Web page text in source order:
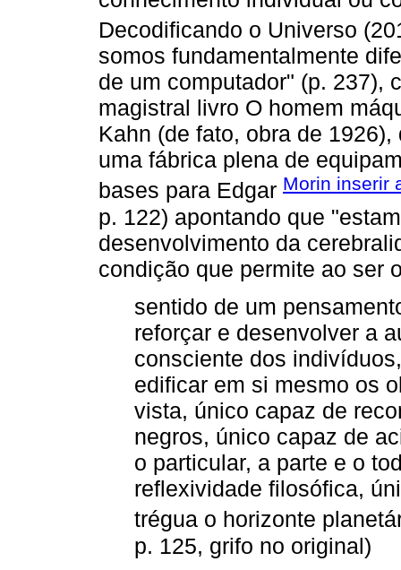
Decodificando o Universo
somos fundamentalmente
de um computador" (p. 237),
magistral livro O homem
Kahn (de fato, obra de
uma fábrica plena de
bases para Edgar Morin inserir
p. 122) apontando que
desenvolvimento da
condição que permite ao ser
sentido de um
reforçar e desenvolver a
consciente dos
edificar em si mesmo os
vista, único capaz de
negros, único capaz de
o particular, a parte e o
reflexividade filosófica,
trégua o horizonte
p. 125, grifo no original)